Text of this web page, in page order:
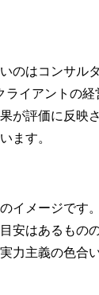
のはコンサル
ライアントの
が評価に反映
ます。
イメージです
安はあるもの
力主義の色合